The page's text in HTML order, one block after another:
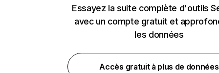
Essayez la suite complète d'outils
avec un compte gratuit et
les données
Accès gratuit à plus de données